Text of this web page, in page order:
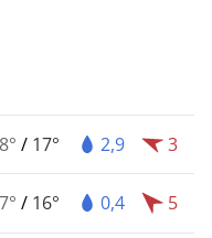
8° / 17° 2,9 3
7° / 16° 0,4 5